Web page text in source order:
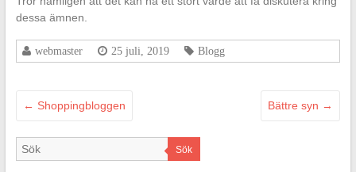
dessa ämnen.
webmaster 25 juli, 2019 Blogg
← Shoppingbloggen Bättre syn →
Sök